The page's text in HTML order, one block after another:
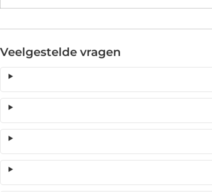
Veelgestelde vragen